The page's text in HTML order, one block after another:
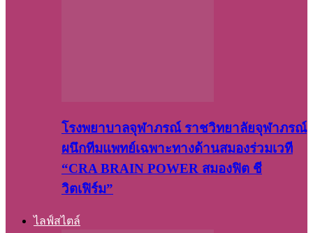
โรงพยาบาลจุฬาภรณ์ ราชวิทยาลัยจุฬาภรณ์
ผนึกทีมแพทย์เฉพาะทางด้านสมองร่วมเวที
“CRA BRAIN POWER สมองฟิต ชี
วิตเฟิร์ม”
ไลฟ์สไตล์